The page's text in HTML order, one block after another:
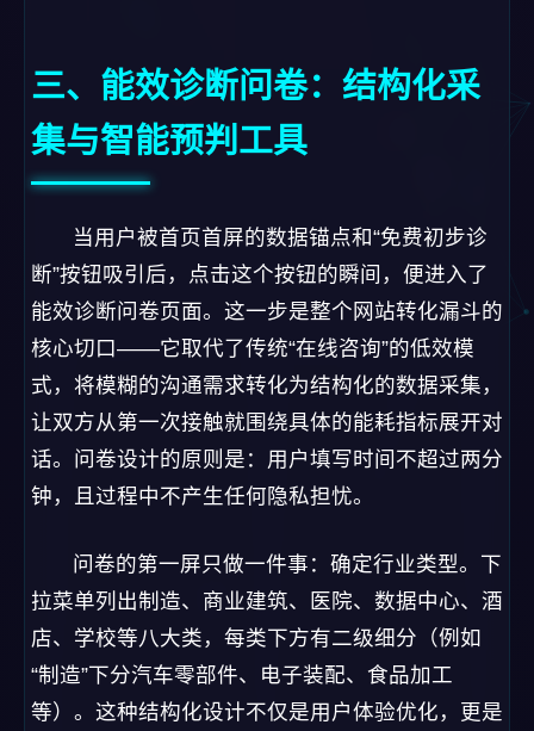
三、能效诊断问卷：结构化采
集与智能预判工具
当用户被首页首屏的数据锚点和“免费初步诊
断”按钮吸引后，点击这个按钮的瞬间，便进入了
能效诊断问卷页面。这一步是整个网站转化漏斗的
核心切口——它取代了传统“在线咨询”的低效模
式，将模糊的沟通需求转化为结构化的数据采集，
让双方从第一次接触就围绕具体的能耗指标展开对
话。问卷设计的原则是：用户填写时间不超过两分
钟，且过程中不产生任何隐私担忧。
问卷的第一屏只做一件事：确定行业类型。下
拉菜单列出制造、商业建筑、医院、数据中心、酒
店、学校等八大类，每类下方有二级细分（例如
“制造”下分汽车零部件、电子装配、食品加工
等）。这种结构化设计不仅是用户体验优化，更是